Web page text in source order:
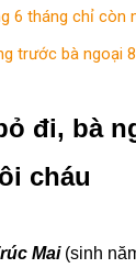
6 tháng chỉ còn
trước bà ngoại
đi, bà
cháu
Mai(sinh